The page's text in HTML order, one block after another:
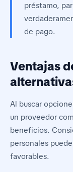
préstamo,
de pago.
Ventajas
Al buscar
un proveedor
beneficios.
personales
favorables.